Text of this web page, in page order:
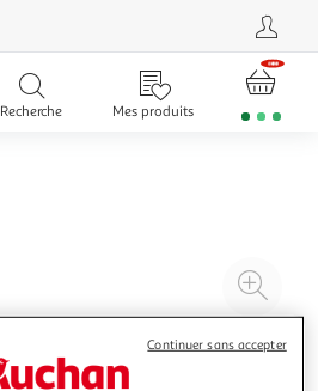
Recherche Mes produits
à
Continuer sans accepter